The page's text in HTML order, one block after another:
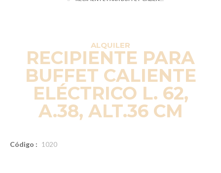
ALQUILER
RECIPIENTE PARA
BUFFET CALIENTE
ELÉCTRICO L. 62,
A.38, ALT.36 CM
Código : 1020